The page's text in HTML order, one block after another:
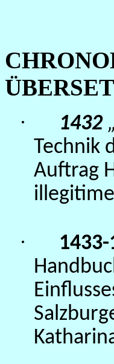
· 1432 „
Technik
Auftrag
·